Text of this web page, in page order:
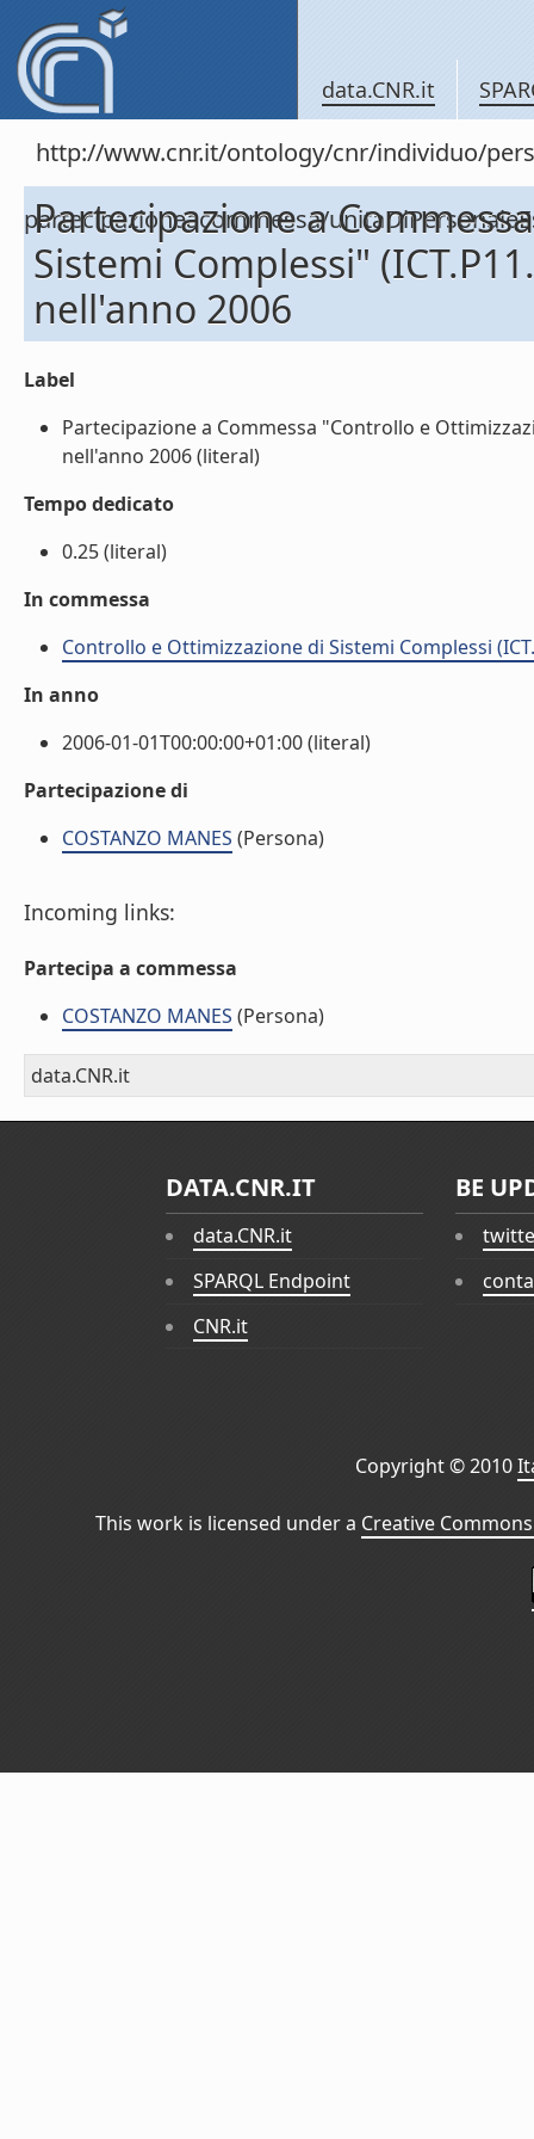
data.CNR.it
http://www.cnr.it/ontology/cnr/individuo/
partecipazioneacommessa/
Partecipazione a
Sistemi Complessi"
nell'anno 2006
Label
Partecipazione a Commessa "Controllo e
nell'anno 2006 (literal)
Tempo dedicato
0.25 (literal)
In commessa
Controllo e Ottimizzazione di Sistemi Complessi
In anno
2006-01-01T00:00:00+01:00 (literal)
Partecipazione di
COSTANZO MANES (Persona)
Incoming links:
Partecipa a commessa
COSTANZO MANES (Persona)
data.CNR.it
DATA.CNR.IT
data.CNR.it
SPARQL Endpoint
CNR.it
BE
Copyright © 2010
This work is licensed under a Creative